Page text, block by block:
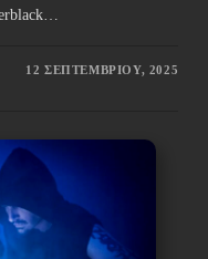
12 ΣΕΠΤΕΜΒΡΊΟΥ, 2025